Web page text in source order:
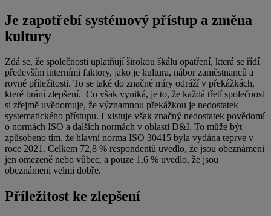
Je zapotřebí systémový přístup a změna
kultury
Zdá se, že společnosti uplatňují širokou škálu opatření, která se řídí
především interními faktory, jako je kultura, nábor zaměstnanců a
rovné příležitosti. To se také do značné míry odráží v překážkách,
které brání zlepšení. Co však vyniká, je to, že každá třetí společnost
si zřejmě uvědomuje, že významnou překážkou je nedostatek
systematického přístupu. Existuje však značný nedostatek povědomí
o normách ISO a dalších normách v oblasti D&I. To může být
způsobeno tím, že hlavní norma ISO 30415 byla vydána teprve v
roce 2021. Celkem 72,8 % respondentů uvedlo, že jsou obeznámeni
jen omezeně nebo vůbec, a pouze 1,6 % uvedlo, že jsou
obeznámeni velmi dobře.
Příležitost ke zlepšení